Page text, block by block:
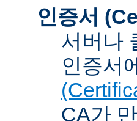
인증서
서버나
인증서
CA가